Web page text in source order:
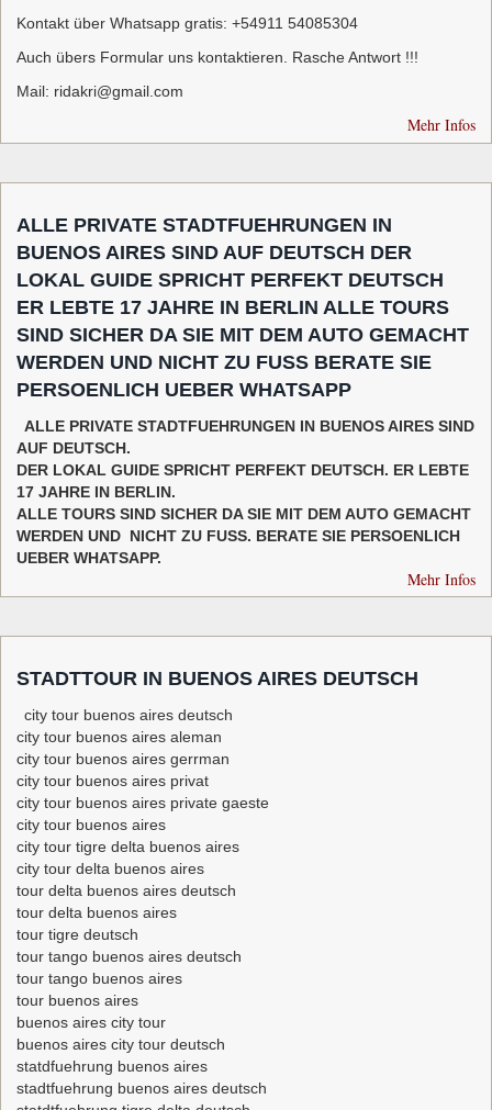
Kontakt über Whatsapp gratis: +54911 54085304
Auch übers Formular uns kontaktieren. Rasche Antwort !!!
Mail: ridakri@gmail.com
Mehr Infos
ALLE PRIVATE STADTFUEHRUNGEN IN
BUENOS AIRES SIND AUF DEUTSCH DER
LOKAL GUIDE SPRICHT PERFEKT DEUTSCH
ER LEBTE 17 JAHRE IN BERLIN ALLE TOURS
SIND SICHER DA SIE MIT DEM AUTO GEMACHT
WERDEN UND NICHT ZU FUSS BERATE SIE
PERSOENLICH UEBER WHATSAPP
ALLE PRIVATE STADTFUEHRUNGEN IN BUENOS AIRES SIND
AUF DEUTSCH.
DER LOKAL GUIDE SPRICHT PERFEKT DEUTSCH. ER LEBTE
17 JAHRE IN BERLIN.
ALLE TOURS SIND SICHER DA SIE MIT DEM AUTO GEMACHT
WERDEN UND NICHT ZU FUSS. BERATE SIE PERSOENLICH
UEBER WHATSAPP.
Mehr Infos
STADTTOUR IN BUENOS AIRES DEUTSCH
city tour buenos aires deutsch
city tour buenos aires aleman
city tour buenos aires gerrman
city tour buenos aires privat
city tour buenos aires private gaeste
city tour buenos aires
city tour tigre delta buenos aires
city tour delta buenos aires
tour delta buenos aires deutsch
tour delta buenos aires
tour tigre deutsch
tour tango buenos aires deutsch
tour tango buenos aires
tour buenos aires
buenos aires city tour
buenos aires city tour deutsch
statdfuehrung buenos aires
stadtfuehrung buenos aires deutsch